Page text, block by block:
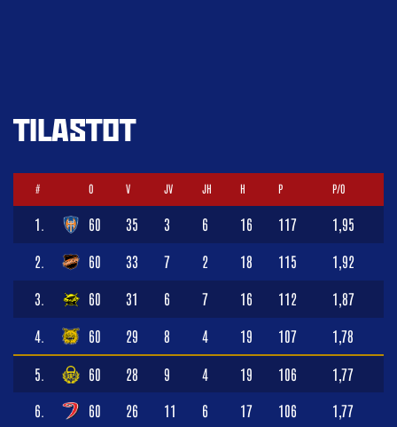
TILASTOT
# O V JV JH H P P/O
1. 60 35 3 6 16 117 1,95
2. 60 33 7 2 18 115 1,92
3. 60 31 6 7 16 112 1,87
4. 60 29 8 4 19 107 1,78
5. 60 28 9 4 19 106 1,77
6. 60 26 11 6 17 106 1,77